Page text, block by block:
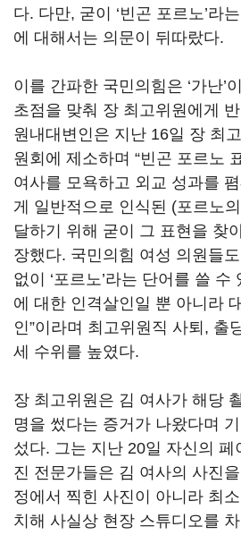
다. 다만, 굳이 ‘빈곤 포르노’라
에 대해서는 의문이 뒤따랐다.
이를 간파한 국민의힘은 ‘가난’
초점을 맞춰 장 최고위원에게
원내대변인은 지난 16일 장 최
원회에 제소하며 “빈곤 포르노
여사를 모욕하고 외교 성과를 폄
게 일반적으로 인식된 (포르노
달하기 위해 굳이 그 표현을 찾
장했다. 국민의힘 여성 의원들
없이 ‘포르노’라는 단어를 쓸
에 대한 인격살인일 뿐 아니라
인”이라며 최고위원직 사퇴, 출
세 수위를 높였다.
장 최고위원은 김 여사가 해당
명을 썼다는 증거가 나왔다며
섰다. 그는 지난 20일 자신의 페
진 전문가들은 김 여사의 사진
정에서 찍힌 사진이 아니라 최
치해 사실상 현장 스튜디오를